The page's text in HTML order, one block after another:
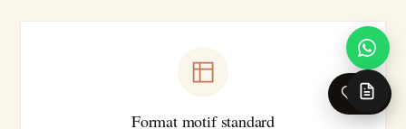
Format motif standard
0